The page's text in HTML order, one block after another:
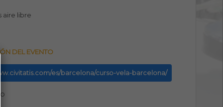
aire libre
DEL EVENTO
es/barcelona/curso-vela-barcelona/